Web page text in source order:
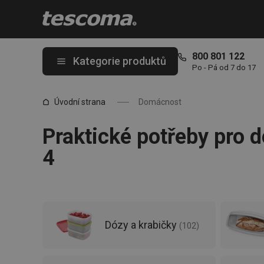
Kategorie produktů 800 801 122
Po - Pá od 7 do 17
Úvodní strana Domácnost
Praktické potřeby pro
4
Dózy a krabičky (102)